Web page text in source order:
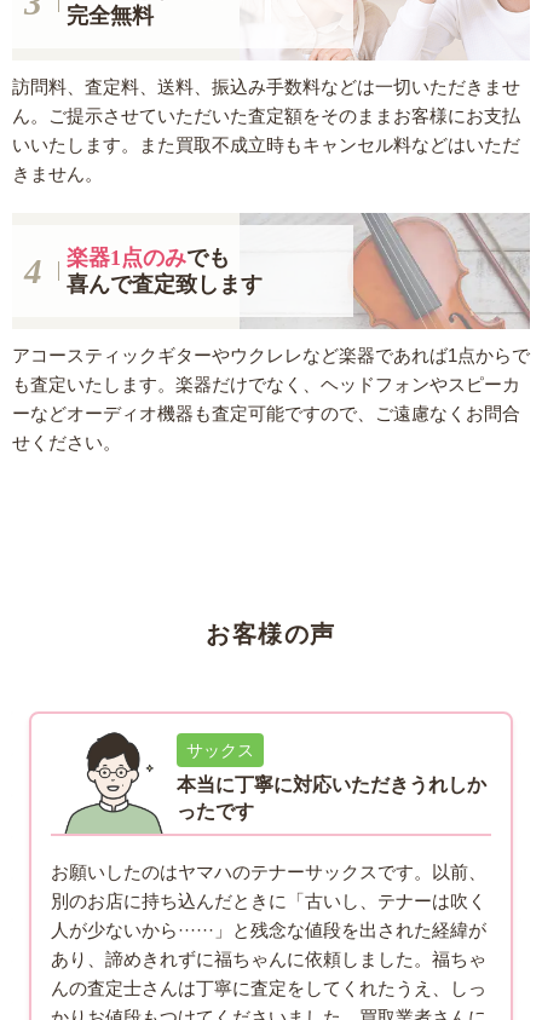
完全無料
訪問料、査定料、送料、振込み手数料などは一切いただきませ
ん。ご提示させていただいた査定額をそのままお客様にお支払
いいたします。また買取不成立時もキャンセル料などはいただ
きません。
楽器1点のみでも
喜んで査定致します
アコースティックギターやウクレレなど楽器であれば1点からで
も査定いたします。楽器だけでなく、ヘッドフォンやスピーカ
ーなどオーディオ機器も査定可能ですので、ご遠慮なくお問合
せください。
お客様の声
サックス
本当に丁寧に対応いただきうれしか
ったです
お願いしたのはヤマハのテナーサックスです。以前、
別のお店に持ち込んだときに「古いし、テナーは吹く
人が少ないから······」と残念な値段を出された経緯が
あり、諦めきれずに福ちゃんに依頼しました。福ちゃ
んの査定士さんは丁寧に査定をしてくれたうえ、しっ